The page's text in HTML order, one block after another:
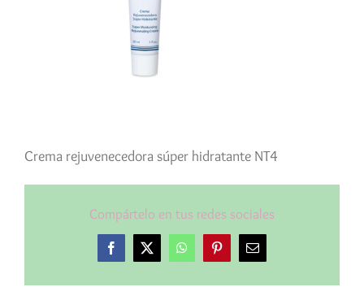
Crema rejuvenecedora súper hidratante NT4
Compártelo en tus redes sociales
Facebook
X WhatsAppPinterestCorreo